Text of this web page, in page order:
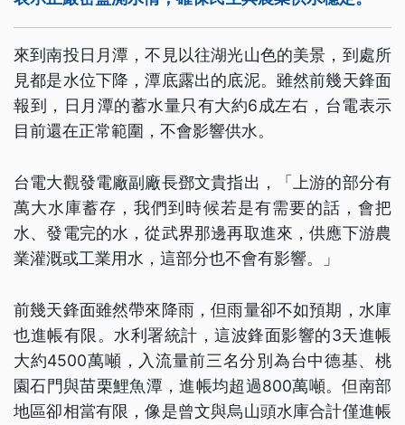
來到南投日月潭，不見以往湖光山色的美景，到處所
見都是水位下降，潭底露出的底泥。雖然前幾天鋒面
報到，日月潭的蓄水量只有大約6成左右，台電表示
目前還在正常範圍，不會影響供水。
台電大觀發電廠副廠長鄧文貴指出，「上游的部分有
萬大水庫蓄存，我們到時候若是有需要的話，會把
水、發電完的水，從武界那邊再取進來，供應下游農
業灌溉或工業用水，這部分也不會有影響。」
前幾天鋒面雖然帶來降雨，但雨量卻不如預期，水庫
也進帳有限。水利署統計，這波鋒面影響的3天進帳
大約4500萬噸，入流量前三名分別為台中德基、桃
園石門與苗栗鯉魚潭，進帳均超過800萬噸。但南部
地區卻相當有限，像是曾文與烏山頭水庫合計僅進帳